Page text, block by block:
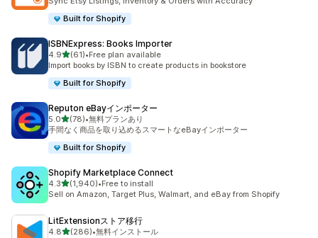
Built for Shopify
ISBNExpress: Books Importer
4.95つ星中
(61)
合計レビュー数：61件
•Free plan available
Import books by ISBN to create products in bookstore
Built for Shopify
Reputon eBayインポーター
5.05つ星中
(78)
合計レビュー数：78件
•無料プランあり
手間なく商品を取り込めるスマートなeBayインポーター
Built for Shopify
Shopify Marketplace Connect
4.35つ星中
(1,940)
合計レビュー数：1940件
•Free to install
Sell on Amazon, Target Plus, Walmart, and eBay from Shopify
LitExtensionストア移行
4.85つ星中
(286)
合計レビュー数：286件
•無料インストール